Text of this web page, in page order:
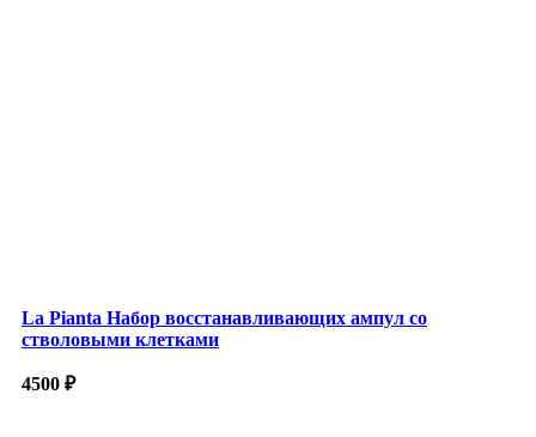
La Pianta Набор восстанавливающих ампул со
стволовыми клетками
4500 ₽